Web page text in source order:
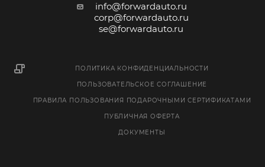
info@forwardauto.ru
corp@forwardauto.ru
se@forwardauto.ru
ПОЛИТИКА КОНФИДЕНЦИАЛЬНОСТИ
ПОЛЬЗОВАТЕЛЬСКОЕ СОГЛАШЕНИЕ
ПРАВИЛА ПОЛЬЗОВАНИЯ ПОДАРОЧНЫМИ СЕРТИФИКАТАМИ
ПУБЛИЧНАЯ ОФЕРТА
ДОКУМЕНТЫ